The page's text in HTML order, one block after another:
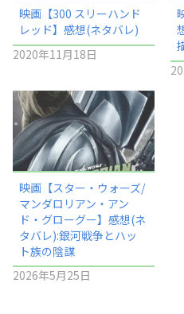
映画【300 スリーハンド
レッド】感想(ネタバレ)
2020年11月18日
映画【スター・ウォーズ/
マンダロリアン・アン
ド・グローグー】感想(ネ
タバレ):銀河戦争とハッ
ト族の陰謀
2026年5月25日